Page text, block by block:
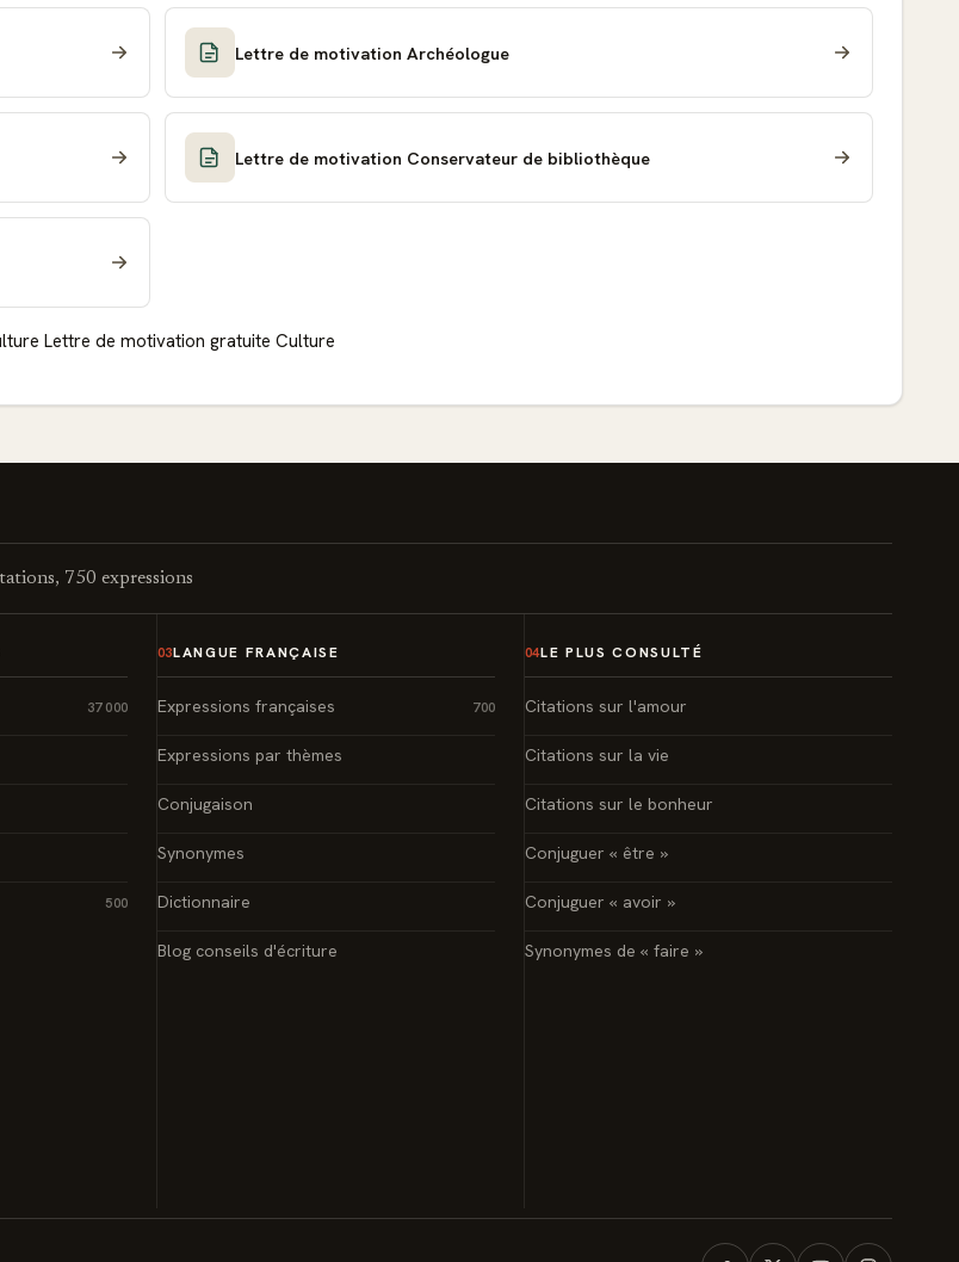
Lettre de motivation Archéologue
Lettre de motivation Conservateur de bibliothèque
Lettre de motivation gratuite Culture
750 expressions
37 000
500
03LANGUE FRANÇAISE
Expressions françaises 700
Expressions par thèmes
Conjugaison
Synonymes
Dictionnaire
Blog conseils d'écriture
04LE PLUS CONSULTÉ
Citations sur l'amour
Citations sur la vie
Citations sur le bonheur
Conjuguer « être »
Conjuguer « avoir »
Synonymes de « faire »